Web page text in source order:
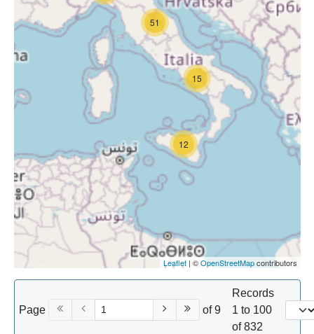
15
12
51
Leaflet| ©OpenStreetMapcontributors
Page of 9
Records
1 to 100
of 832